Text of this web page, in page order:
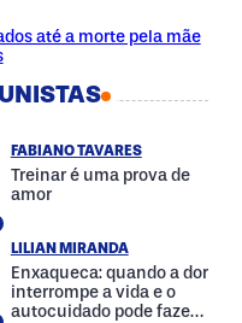
até a morte pela mãe
FABIANO TAVARES
Treinar é uma prova de
amor
LILIAN MIRANDA
Enxaqueca: quando a dor
interrompe a vida e o
autocuidado pode fazer